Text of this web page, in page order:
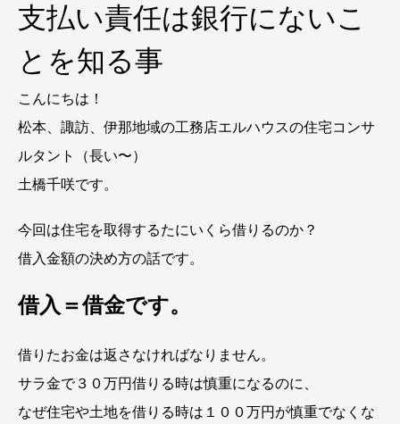
支払い責任は銀行にないこ
とを知る事
こんにちは！
松本、諏訪、伊那地域の工務店エルハウスの住宅コンサ
ルタント（長い〜）
土橋千咲です。
今回は住宅を取得するたにいくら借りるのか？
借入金額の決め方の話です。
借入＝借金です。
借りたお金は返さなければなりません。
サラ金で３０万円借りる時は慎重になるのに、
なぜ住宅や土地を借りる時は１００万円が慎重でなくな